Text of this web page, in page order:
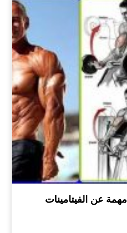
عن الفيتامينات